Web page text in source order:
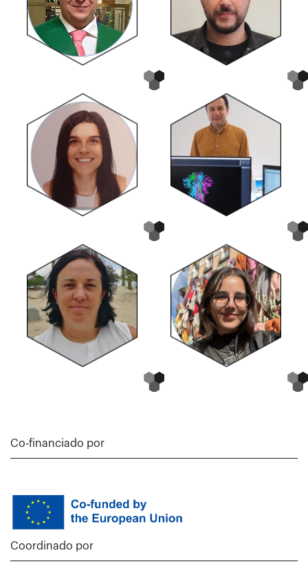
Co-financiado por
Coordinado por